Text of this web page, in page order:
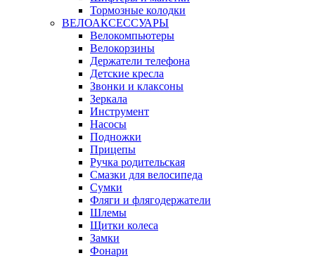
Тормозные колодки
ВЕЛОАКСЕССУАРЫ
Велокомпьютеры
Велокорзины
Держатели телефона
Детские кресла
Звонки и клаксоны
Зеркала
Инструмент
Насосы
Подножки
Прицепы
Ручка родительская
Смазки для велосипеда
Сумки
Фляги и флягодержатели
Шлемы
Щитки колеса
Замки
Фонари